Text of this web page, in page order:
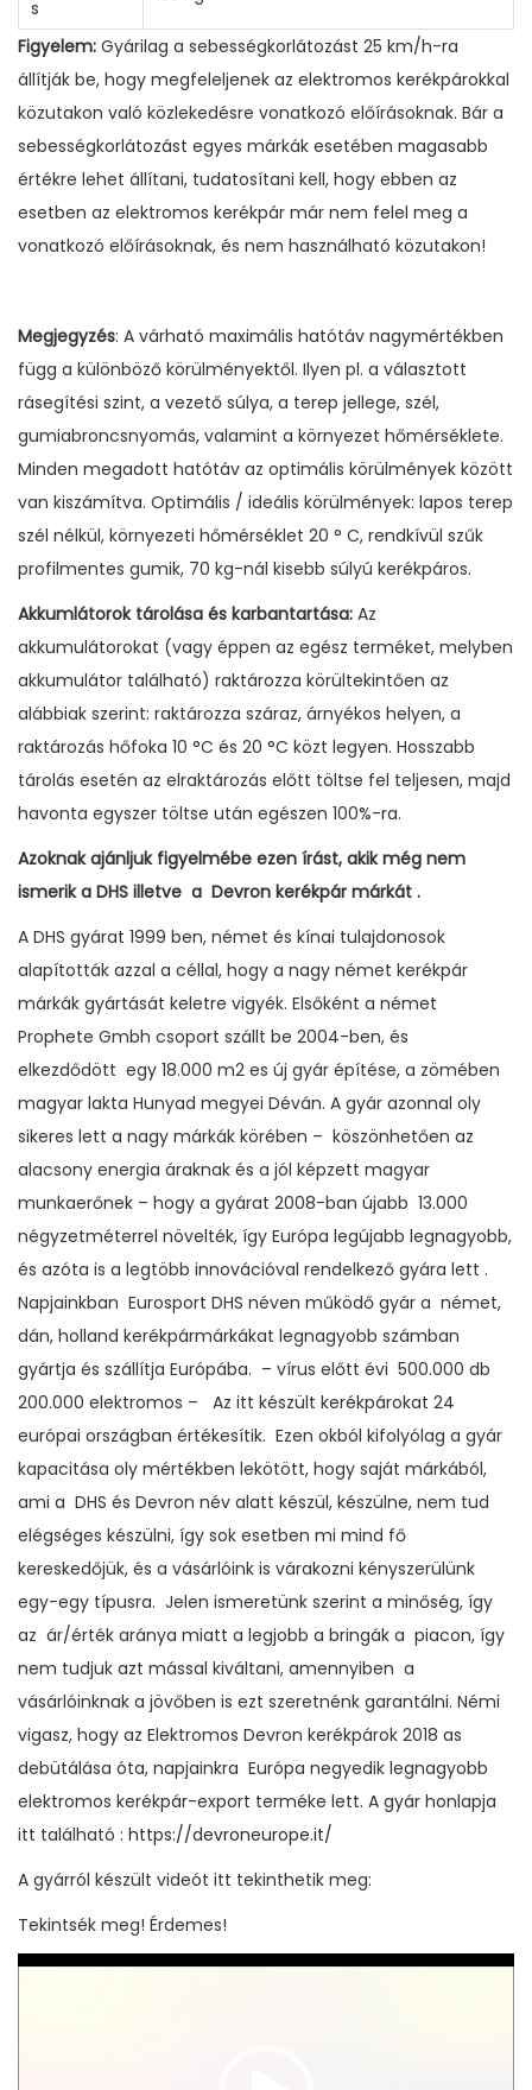
s
Figyelem: Gyárilag a sebességkorlátozást 25 km/h-ra
állítják be, hogy megfeleljenek az elektromos kerékpárokkal
közutakon való közlekedésre vonatkozó előírásoknak. Bár a
sebességkorlátozást egyes márkák esetében magasabb
értékre lehet állítani, tudatosítani kell, hogy ebben az
esetben az elektromos kerékpár már nem felel meg a
vonatkozó előírásoknak, és nem használható közutakon!
Megjegyzés: A várható maximális hatótáv nagymértékben
függ a különböző körülményektől. Ilyen pl. a választott
rásegítési szint, a vezető súlya, a terep jellege, szél,
gumiabroncsnyomás, valamint a környezet hőmérséklete.
Minden megadott hatótáv az optimális körülmények között
van kiszámítva. Optimális / ideális körülmények: lapos terep
szél nélkül, környezeti hőmérséklet 20 ° C, rendkívül szűk
profilmentes gumik, 70 kg-nál kisebb súlyú kerékpáros.
Akkumlátorok tárolása és karbantartása: Az
akkumulátorokat (vagy éppen az egész terméket, melyben
akkumulátor található) raktározza körültekintően az
alábbiak szerint: raktározza száraz, árnyékos helyen, a
raktározás hőfoka 10 °C és 20 °C közt legyen. Hosszabb
tárolás esetén az elraktározás előtt töltse fel teljesen, majd
havonta egyszer töltse után egészen 100%-ra.
Azoknak ajánljuk figyelmébe ezen írást, akik még nem
ismerik a DHS illetve a Devron kerékpár márkát .
A DHS gyárat 1999 ben, német és kínai tulajdonosok
alapították azzal a céllal, hogy a nagy német kerékpár
márkák gyártását keletre vigyék. Elsőként a német
Prophete Gmbh csoport szállt be 2004-ben, és
elkezdődött egy 18.000 m2 es új gyár építése, a zömében
magyar lakta Hunyad megyei Déván. A gyár azonnal oly
sikeres lett a nagy márkák körében – köszönhetően az
alacsony energia áraknak és a jól képzett magyar
munkaerőnek – hogy a gyárat 2008-ban újabb 13.000
négyzetméterrel növelték, így Európa legújabb legnagyobb,
és azóta is a legtöbb innovációval rendelkező gyára lett .
Napjainkban Eurosport DHS néven működő gyár a német,
dán, holland kerékpármárkákat legnagyobb számban
gyártja és szállítja Európába. – vírus előtt évi 500.000 db
200.000 elektromos – Az itt készült kerékpárokat 24
európai országban értékesítik. Ezen okból kifolyólag a gyár
kapacitása oly mértékben lekötött, hogy saját márkából,
ami a DHS és Devron név alatt készül, készülne, nem tud
elégséges készülni, így sok esetben mi mind fő
kereskedőjük, és a vásárlóink is várakozni kényszerülünk
egy-egy típusra. Jelen ismeretünk szerint a minőség, így
az ár/érték aránya miatt a legjobb a bringák a piacon, így
nem tudjuk azt mással kiváltani, amennyiben a
vásárlóinknak a jövőben is ezt szeretnénk garantálni. Némi
vigasz, hogy az Elektromos Devron kerékpárok 2018 as
debütálása óta, napjainkra Európa negyedik legnagyobb
elektromos kerékpár-export terméke lett. A gyár honlapja
itt található : https://devroneurope.it/
A gyárról készült videót itt tekinthetik meg:
Tekintsék meg! Érdemes!
V